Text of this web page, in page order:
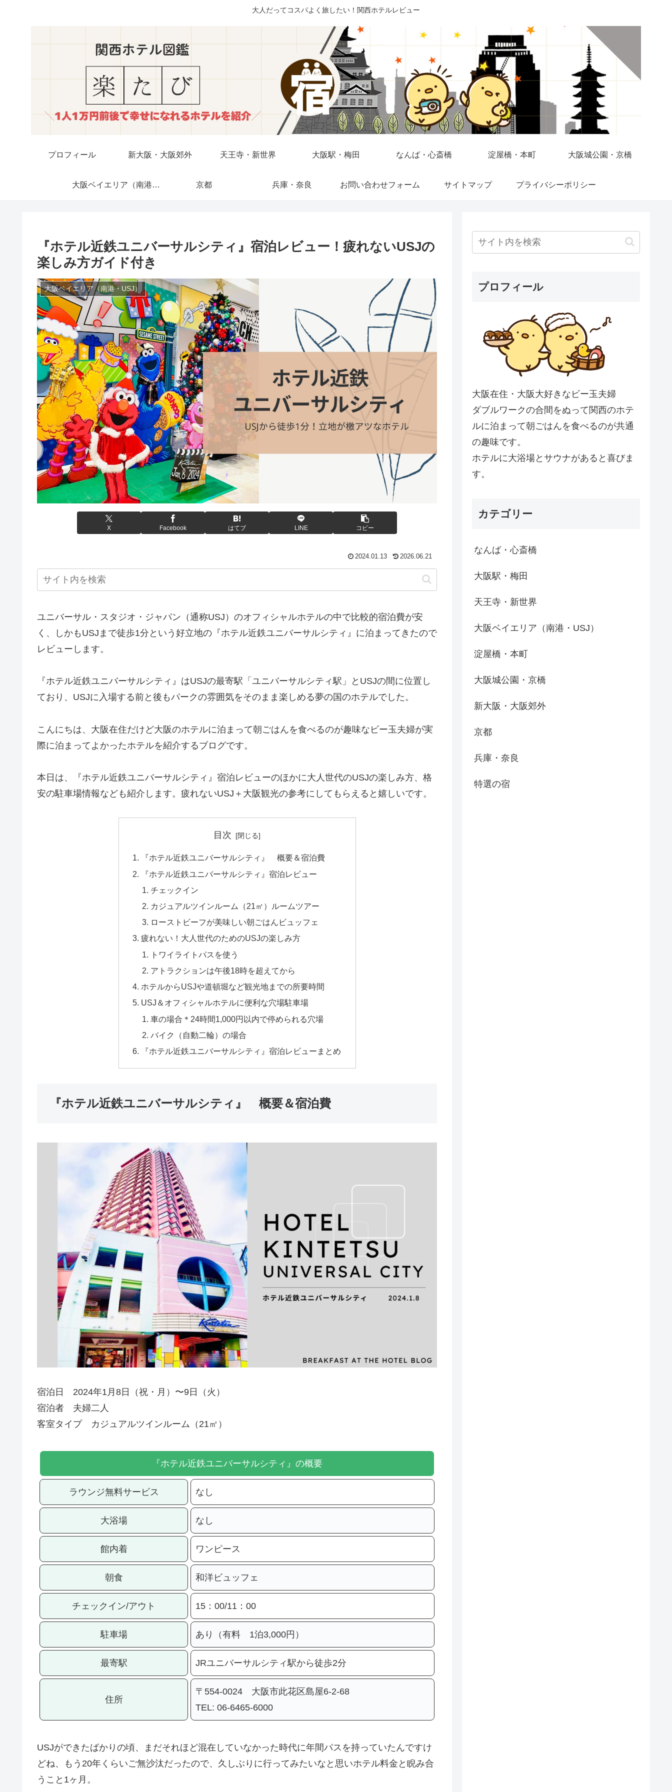
大人だってコスパよく旅したい！関西ホテルレビュー
プロフィール 新大阪・大阪郊外 天王寺・新世界 大阪駅・梅田 なんば・心斎橋 淀屋橋・本町 大阪城公園・京橋
大阪ベイエリア（南港・USJ） 京都 兵庫・奈良 お問い合わせフォーム サイトマップ プライバシーポリシー
『ホテル近鉄ユニバーサルシティ』宿泊レビュー！疲れないUSJの
楽しみ方ガイド付き
大阪ベイエリア（南港・USJ）
X Facebook はてブ LINE コピー
2024.01.13 2026.06.21
ユニバーサル・スタジオ・ジャパン（通称USJ）のオフィシャルホテルの中で比較的宿泊費が安
く、しかもUSJまで徒歩1分という好立地の『ホテル近鉄ユニバーサルシティ』に泊まってきたので
レビューします。
『ホテル近鉄ユニバーサルシティ』はUSJの最寄駅「ユニバーサルシティ駅」とUSJの間に位置し
ており、USJに入場する前と後もパークの雰囲気をそのまま楽しめる夢の国のホテルでした。
こんにちは、大阪在住だけど大阪のホテルに泊まって朝ごはんを食べるのが趣味なビー玉夫婦が実
際に泊まってよかったホテルを紹介するブログです。
本日は、『ホテル近鉄ユニバーサルシティ』宿泊レビューのほかに大人世代のUSJの楽しみ方、格
安の駐車場情報なども紹介します。疲れないUSJ＋大阪観光の参考にしてもらえると嬉しいです。
目次
『ホテル近鉄ユニバーサルシティ』 概要＆宿泊費
『ホテル近鉄ユニバーサルシティ』宿泊レビュー
チェックイン
カジュアルツインルーム（21㎡）ルームツアー
ローストビーフが美味しい朝ごはんビュッフェ
疲れない！大人世代のためのUSJの楽しみ方
トワイライトパスを使う
アトラクションは午後18時を超えてから
ホテルからUSJや道頓堀など観光地までの所要時間
USJ＆オフィシャルホテルに便利な穴場駐車場
車の場合＊24時間1,000円以内で停められる穴場
バイク（自動二輪）の場合
『ホテル近鉄ユニバーサルシティ』宿泊レビューまとめ
『ホテル近鉄ユニバーサルシティ』 概要＆宿泊費
宿泊日 2024年1月8日（祝・月）〜9日（火）
宿泊者 夫婦二人
客室タイプ カジュアルツインルーム（21㎡）
『ホテル近鉄ユニバーサルシティ』の概要
ラウンジ無料サービス なし
大浴場 なし
館内着 ワンピース
朝食 和洋ビュッフェ
チェックイン/アウト 15：00/11：00
駐車場 あり（有料 1泊3,000円）
最寄駅 JRユニバーサルシティ駅から徒歩2分
住所
〒554-0024 大阪市此花区島屋6-2-68
TEL: 06-6465-6000
USJができたばかりの頃、まだそれほど混在していなかった時代に年間パスを持っていたんですけ
どね、もう20年くらいご無沙汰だったので、久しぶりに行ってみたいなと思いホテル料金と睨み合
うこと1ヶ月。
プロフィール
大阪在住・大阪大好きなビー玉夫婦
ダブルワークの合間をぬって関西のホテ
ルに泊まって朝ごはんを食べるのが共通
の趣味です。
ホテルに大浴場とサウナがあると喜びま
す。
カテゴリー
なんば・心斎橋
大阪駅・梅田
天王寺・新世界
大阪ベイエリア（南港・USJ）
淀屋橋・本町
大阪城公園・京橋
新大阪・大阪郊外
京都
兵庫・奈良
特選の宿